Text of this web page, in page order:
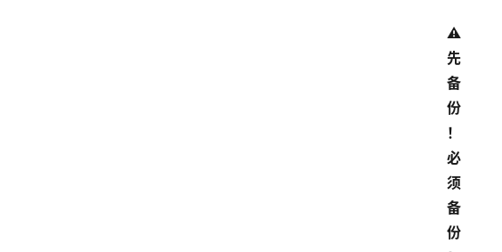
⚠
先
备
份
！
必
须
备
份